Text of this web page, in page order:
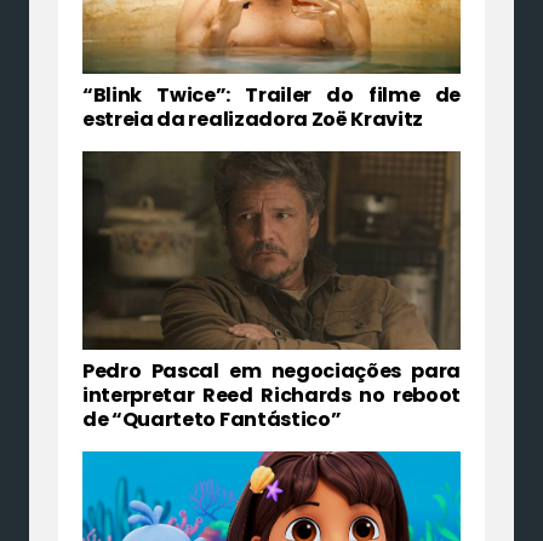
“Blink Twice”: Trailer do filme de
estreia da realizadora Zoë Kravitz
Pedro Pascal em negociações para
interpretar Reed Richards no reboot
de “Quarteto Fantástico”